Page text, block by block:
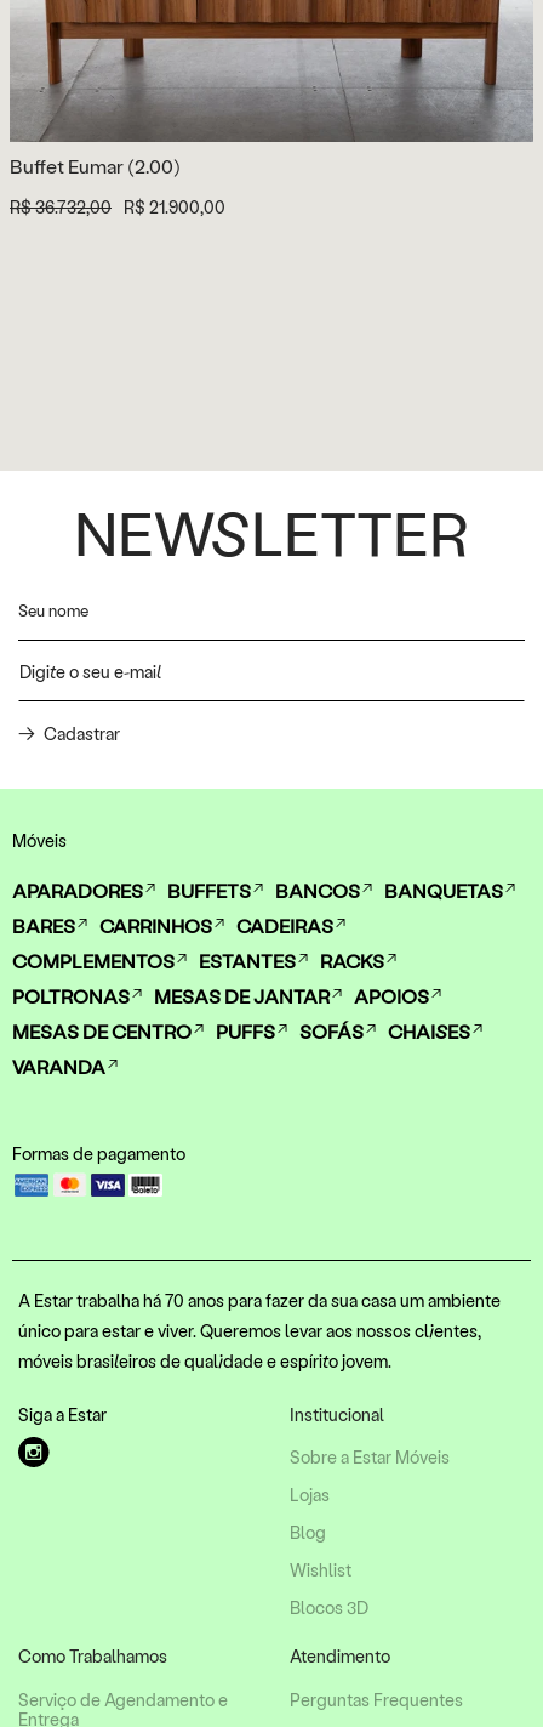
Buffet Eumar (2.00)
R$ 36.732,00 R$ 21.900,00
NEWSLETTER
Cadastrar
Móveis
APARADORES BUFFETS BANCOS
BANQUETAS
BARES
CARRINHOS
CADEIRAS
COMPLEMENTOS
ESTANTES
RACKS
POLTRONAS
MESAS DE JANTAR
APOIOS
MESAS DE CENTRO
PUFFS SOFÁS
CHAISES
VARANDA
Formas de pagamento
A Estar trabalha há 70 anos para fazer da sua casa um ambiente
único para estar e viver. Queremos levar aos nossos clientes,
móveis brasileiros de qualidade e espírito jovem.
Como Trabalhamos
Serviço de Agendamento e
Entrega
Institucional
Sobre a Estar Móveis
Lojas
Blog
Wishlist
Blocos 3D
Atendimento
Perguntas Frequentes
Siga a Estar